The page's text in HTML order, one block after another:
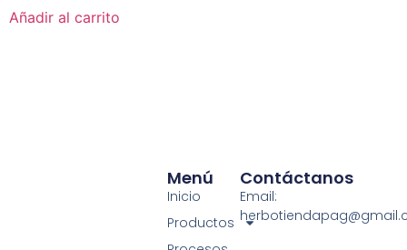
Añadir al carrito
Menú
Inicio
Productos
Contáctanos
Email: